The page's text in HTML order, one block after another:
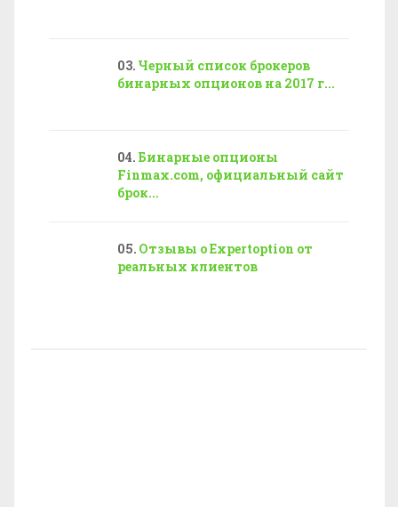
Черный список брокеров
бинарных опционов на 2017 г...
Бинарные опционы
Finmax.com, официальный сайт
брок...
Отзывы о Expertoption от
реальных клиентов